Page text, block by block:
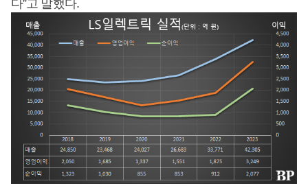
다”고 말했다.